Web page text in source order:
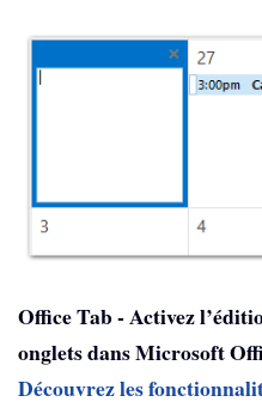
Office Tab - Activez
onglets dans Microsoft
Découvrez les